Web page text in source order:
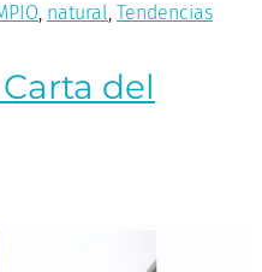
, natural, Tendencias
del